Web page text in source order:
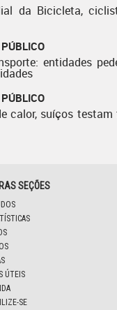
da Bicicleta,
entidades
calor, suíços
SEÇÕES
ÚTEIS
SE